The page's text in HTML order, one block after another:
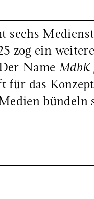
sechs
zog ein
Name MdbK
das
bündeln